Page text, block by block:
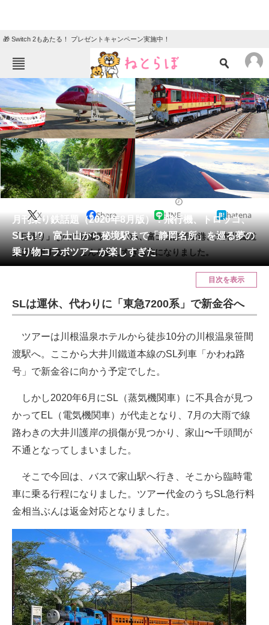
🎁 Switch 2もあたる！ プレゼントキャンペーン実施中！
ねとらぼメニュー
TOP ニュース
エンタメ クイズ
グルメ 地域
住まい 教育・育児
動物 リサーチ
会員記事
メディア
注目記事を集めた総合ページ
好きが集まる 比べて選べる
ビジネスと働き方のヒント
企業ITのトレンドを詳説
経営リーダーのコミュニティ
マーケ×ITの今がよく分かる
企業向けIT製品の総合サイト
IT製品の技術・比較・事例
製造業のIT導入・活用を支援
月刊乗り鉄話題（2020年8月版）：飛行機、トロッコ、
SLも!? 富士山から秘境駅まで「静岡名所」を巡る夢の
乗り物コラボツアーが楽しすぎた
X Share LINE hatena
「日帰り」なのに超濃厚！ FDA、富士山静岡空港、大井川鐵道
がコラボすると、こんな楽しすぎる旅になりました。
目次を表示
SLは運休、代わりに「東急7200系」で新金谷へ
ツアーは川根温泉ホテルから徒歩10分の川根温泉笹間
渡駅へ。ここから大井川鐵道本線のSL列車「かわね路
号」で新金谷に向かう予定でした。
しかし2020年6月にSL（蒸気機関車）に不具合が見つ
かってEL（電気機関車）が代走となり、7月の大雨で線
路わきの大井川護岸の損傷が見つかり、家山〜千頭間が
不通となってしまいました。
そこで今回は、バスで家山駅へ行き、そこから臨時電
車に乗る行程になりました。ツアー代金のうちSL急行料
金相当ぶんは返金対応となりました。